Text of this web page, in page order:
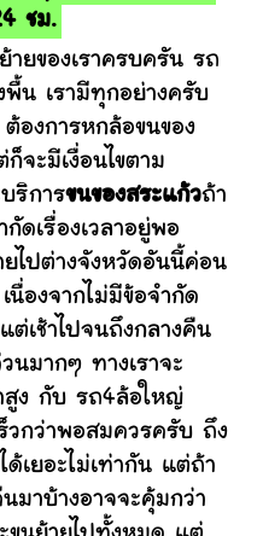
ชม.
องเราครบครัน รถ
พื้น เรามีทุกอย่างครับ
องการหกล้อขนของ
จะมีเงื่อนไขตาม
ริการขนของสระแก้วถ้า
กัดเรื่องเวลาอยู่พอ
ไปต่างจังหวัดอันนี้ค่อน
นื่องจากไม่มีข้อจำกัด
ต่เช้าไปจนถึงกลางคืน
นมากๆ ทางเราจะ
สูง กับ รถ4ล้อใหญ่
วกว่าพอสมควรครับ ถึง
เยอะไม่เท่ากัน แต่ถ้า
มาบ้างอาจจะคุ้มกว่า